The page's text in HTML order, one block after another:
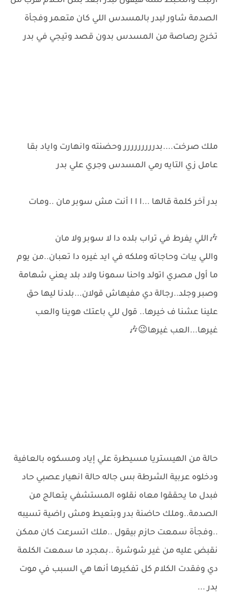
الصدمة شاور لبدر بالمسدس اللي كان متعمر وفجأة
تخرج رصاصة من المسدس بدون قصد وتيجي في بدر
ملك صرخت....بدررررررررر وحضنته وانهارت واياد بقا
عامل زي التايه رمي المسدس وجري علي بدر
بدر آخر كلمة قالها ...ا ا ا أنت مش سوبر مان ..ومات
🎶اللي يفرط في تراب بلده دا لا سوبر ولا مان
واللي يبات وحاجاته وملكه في ايد غيره دا تعبان..من يوم
ما أول مصري اتولد واحنا سمونا ولاد بلد يعني شهامة
وصبر وجلد..رجالة دي مفيهاش قولان...بلدنا ليها حق
علينا عشنا ف خيرها.. قول للي باعتك هوينا والعب
غيرها...العب غيرها😉🎶
حالة من الهيستريا مسيطرة علي إياد ومسكوه بالعافية
ودخلوه عربية الشرطة بس جاله حالة انهيار عصبي حاد
فبدل ما يحققوا معاه نقلوه المستشفي يتعالج من
الصدمة..وملك حاضنة بدر وبتعيط ومش راضية تسيبه
..وفجأة سمعت حازم بيقول ..ملك اتسرعت كان ممكن
نقبض عليه من غير شوشرة ..بمجرد ما سمعت الكلمة
دي وفقدت الكلام كل تفكيرها أنها هي السبب في موت
بدر ...